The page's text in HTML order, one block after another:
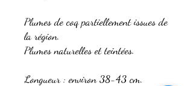
Plumes de coq partiellement issues de
la région.
Plumes naturelles et teintées.
Longueur : environ 38-43 cm.